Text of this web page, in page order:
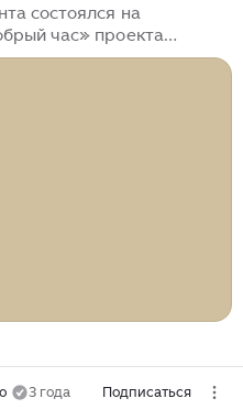
час» проекта
его героями стали
3 года Подписаться